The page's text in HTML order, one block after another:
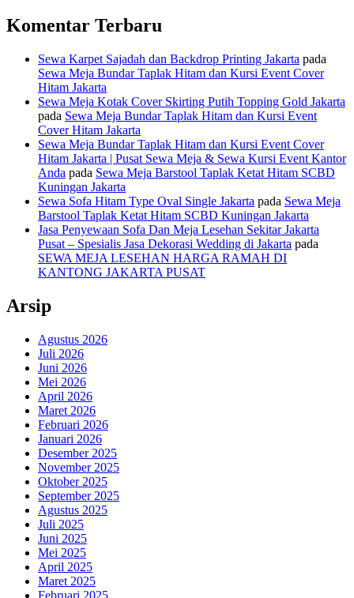
Komentar Terbaru
Sewa Karpet Sajadah dan Backdrop Printing Jakarta pada
Sewa Meja Bundar Taplak Hitam dan Kursi Event Cover
Hitam Jakarta
Sewa Meja Kotak Cover Skirting Putih Topping Gold Jakarta
pada Sewa Meja Bundar Taplak Hitam dan Kursi Event
Cover Hitam Jakarta
Sewa Meja Bundar Taplak Hitam dan Kursi Event Cover
Hitam Jakarta | Pusat Sewa Meja & Sewa Kursi Event Kantor
Anda pada Sewa Meja Barstool Taplak Ketat Hitam SCBD
Kuningan Jakarta
Sewa Sofa Hitam Type Oval Single Jakarta pada Sewa Meja
Barstool Taplak Ketat Hitam SCBD Kuningan Jakarta
Jasa Penyewaan Sofa Dan Meja Lesehan Sekitar Jakarta
Pusat – Spesialis Jasa Dekorasi Wedding di Jakarta pada
SEWA MEJA LESEHAN HARGA RAMAH DI
KANTONG JAKARTA PUSAT
Arsip
Agustus 2026
Juli 2026
Juni 2026
Mei 2026
April 2026
Maret 2026
Februari 2026
Januari 2026
Desember 2025
November 2025
Oktober 2025
September 2025
Agustus 2025
Juli 2025
Juni 2025
Mei 2025
April 2025
Maret 2025
Februari 2025